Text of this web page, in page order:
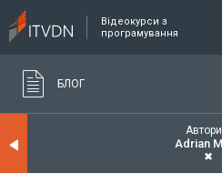
Відеокурси з
програмування
БЛОГ
Автори
Adrian
✖